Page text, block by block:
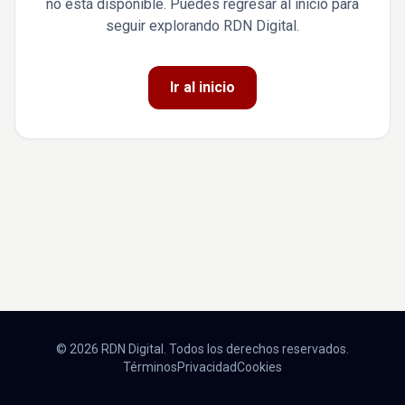
no está disponible. Puedes regresar al inicio para
seguir explorando RDN Digital.
Ir al inicio
© 2026 RDN Digital. Todos los derechos reservados.
TérminosPrivacidadCookies